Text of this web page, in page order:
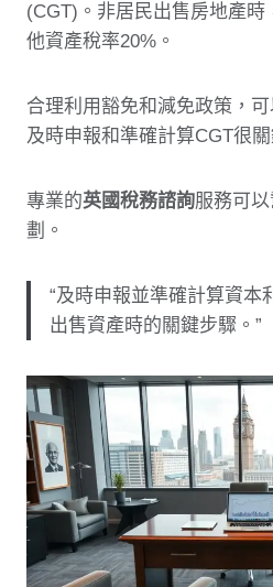
(CGT)。非居民出售房地產時
他資產稅率20%。
合理利用豁免和減免政策，
及時申報和準確計算CGT很關
專業的英國稅務諮詢服務可
劃。
“及時申報並準確計算資本
出售資產時的關鍵步驟。”